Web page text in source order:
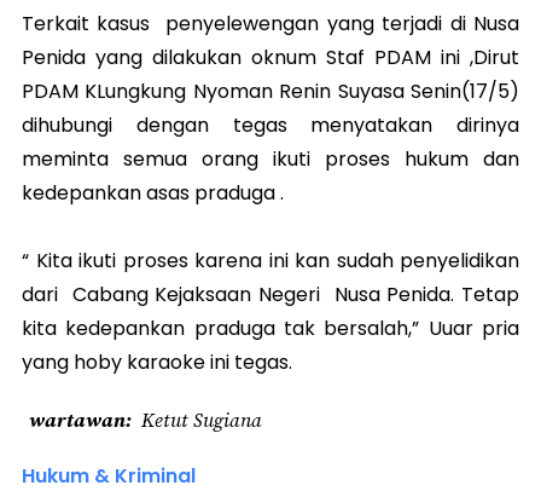
Terkait kasus penyelewengan yang terjadi di Nusa
Penida yang dilakukan oknum Staf PDAM ini ,Dirut
PDAM KLungkung Nyoman Renin Suyasa Senin(17/5)
dihubungi dengan tegas menyatakan dirinya
meminta semua orang ikuti proses hukum dan
kedepankan asas praduga .
“ Kita ikuti proses karena ini kan sudah penyelidikan
dari Cabang Kejaksaan Negeri Nusa Penida. Tetap
kita kedepankan praduga tak bersalah,” Uuar pria
yang hoby karaoke ini tegas.
wartawan Ketut Sugiana
Hukum & Kriminal